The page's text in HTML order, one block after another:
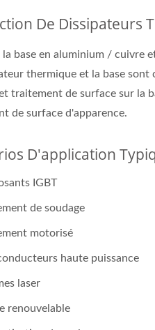
De Dissipateurs
la base en aluminium / cuivre
thermique et la base sont
traitement de surface sur la
de surface d'apparence.
D'application
IGBT
de soudage
motorisé
haute puissance
laser
renouvelable